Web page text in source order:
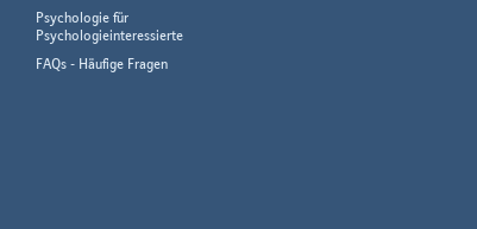
Psychologie für
Psychologieinteressierte
FAQs - Häufige Fragen